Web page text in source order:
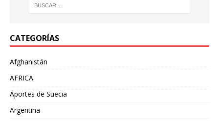
CATEGORÍAS
Afghanistán
AFRICA
Aportes de Suecia
Argentina